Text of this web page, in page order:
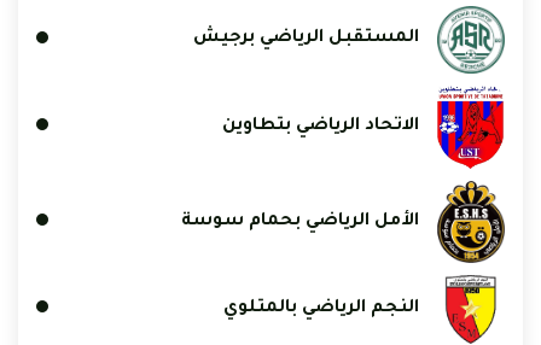
المستقبل الرياضي برجيش
الاتحاد الرياضي بتطاوين
الأمل الرياضي بحمام سوسة
النجم الرياضي بالمتلوي